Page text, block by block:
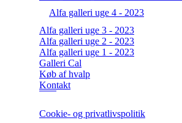
Alfa galleri uge 4 - 2023
Alfa galleri uge 3 - 2023
Alfa galleri uge 2 - 2023
Alfa galleri uge 1 - 2023
Galleri Cal
Køb af hvalp
Kontakt
Cookie- og privatlivspolitik